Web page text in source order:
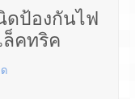
ป้องกันไฟ
คทริค